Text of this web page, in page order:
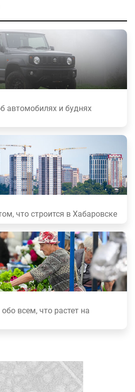
автомобилях и буднях
что строится в Хабаровске
всем, что растет на